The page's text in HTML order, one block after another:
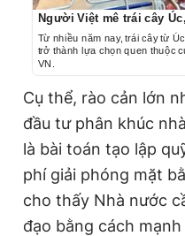
Người Việt mê trái cây
Từ nhiều năm nay, trái cây từ
trở thành lựa chọn quen thuộc
VN.
Cụ thể, rào cản lớn
đầu tư phân khúc
là bài toán tạo lập
phí giải phóng mặt
cho thấy Nhà nước
đạo bằng cách